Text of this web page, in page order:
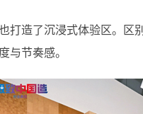
打造了沉浸式体验区。
与节奏感。